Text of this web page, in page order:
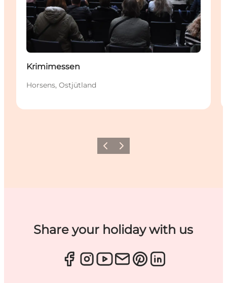
Krimimessen
Horsens, Ostjütland
ZurückWeiter
Share your holiday with us